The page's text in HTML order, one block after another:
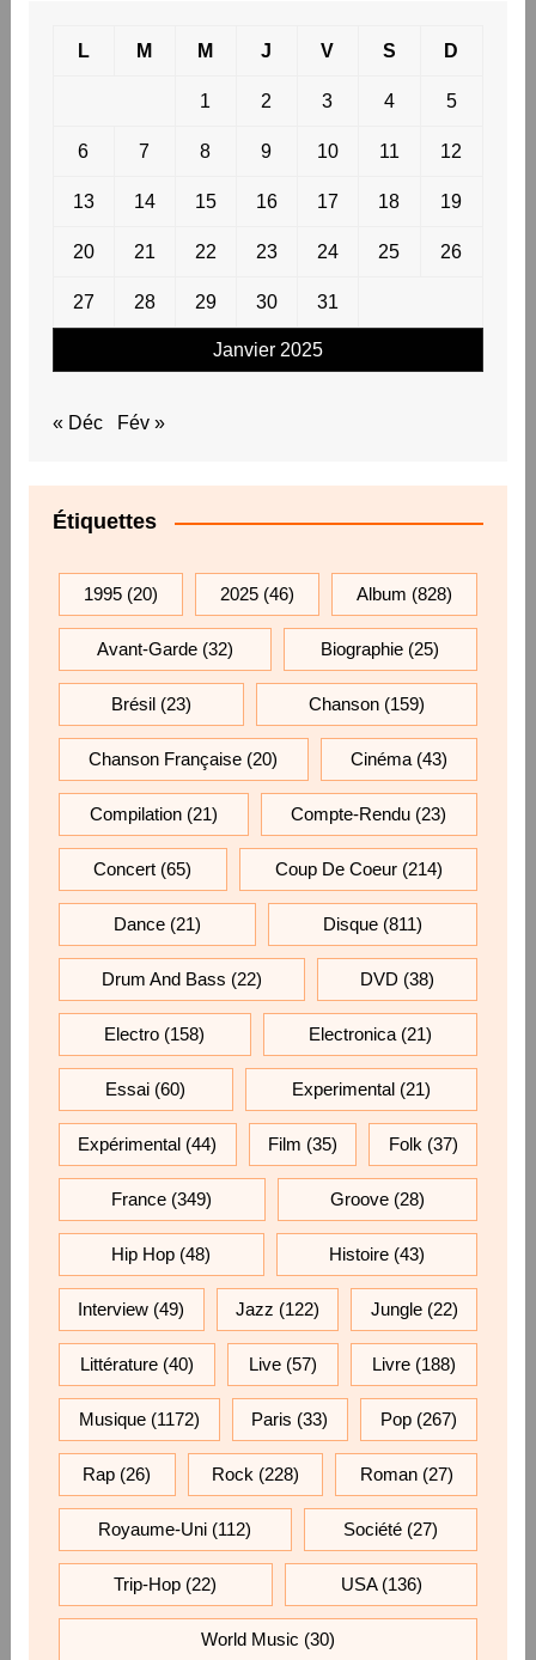
Janvier 2025
L M M J V S D
1 2 3 4 5
6 7 8 9 10 11 12
13 14 15 16 17 18 19
20 21 22 23 24 25 26
27 28 29 30 31
« Déc Fév »
Étiquettes
1995(20) 2025 (46) Album (828)
Avant-Garde(32) Biographie (25)
Brésil(23) Chanson (159)
Chanson Française (20) Cinéma(43)
Compilation(21) Compte-Rendu (23)
Concert (65) Coup De Coeur(214)
Dance(21) Disque (811)
Drum And Bass (22) DVD (38)
Electro (158) Electronica(21)
Essai (60) Experimental(21)
Expérimental (44) Film (35) Folk (37)
France (349) Groove(28)
Hip Hop (48) Histoire(43)
Interview (49) Jazz (122) Jungle(22)
Littérature(40) Live (57) Livre (188)
Musique(1172) Paris (33) Pop (267)
Rap (26) Rock (228) Roman(27)
Royaume-Uni (112) Société(27)
Trip-Hop (22) USA(136)
World Music (30)